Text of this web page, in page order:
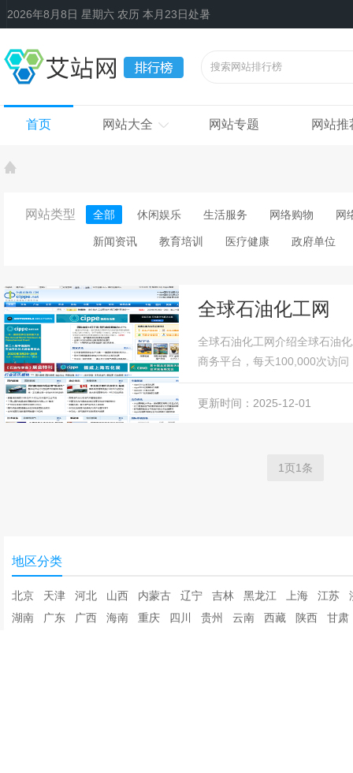
2026年8月8日 星期六 农历 本月23日处暑
首页 网站大全 网站专题 网站推
网站类型 全部 休闲娱乐 生活服务 网络购物 网
新闻资讯 教育培训 医疗健康 政府单位
全球石油化工网
全球石油化工网介绍全球石油
商务平台，每天100,000次访
更新时间：2025-12-01
1页1条
地区分类
北京 天津 河北 山西 内蒙古 辽宁 吉林 黑龙江 上海 江苏
湖南
广东 广西 海南 重庆 四川 贵州 云南 西藏 陕西 甘肃